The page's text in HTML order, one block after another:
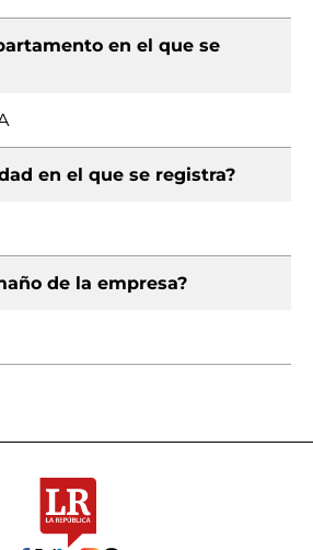
en el que se
en el que se registra?
de la empresa?